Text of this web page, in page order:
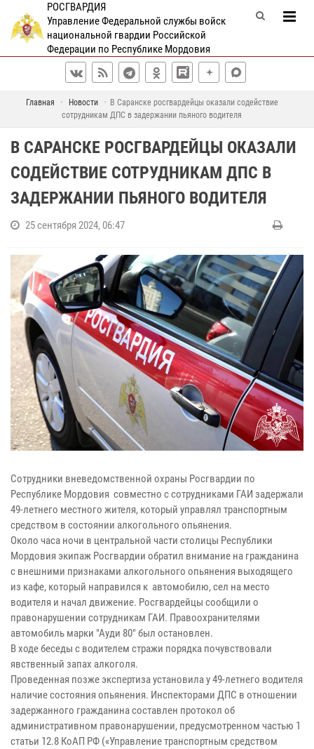
РОСГВАРДИЯ
Управление Федеральной службы войск
национальной гвардии Российской
Федерации по Республике Мордовия
Главная Новости
В Саранске росгвардейцы оказали содействие
сотрудникам ДПС в задержании пьяного водителя
В САРАНСКЕ РОСГВАРДЕЙЦЫ ОКАЗАЛИ
СОДЕЙСТВИЕ СОТРУДНИКАМ ДПС В
ЗАДЕРЖАНИИ ПЬЯНОГО ВОДИТЕЛЯ
25 сентября 2024, 06:47
Сотрудники вневедомственной охраны Росгвардии по
Республике Мордовия совместно с сотрудниками ГАИ задержали
49-летнего местного жителя, который управлял транспортным
средством в состоянии алкогольного опьянения.
Около часа ночи в центральной части столицы Республики
Мордовия экипаж Росгвардии обратил внимание на гражданина
с внешними признаками алкогольного опьянения выходящего
из кафе, который направился к автомобилю, сел на место
водителя и начал движение. Росгвардейцы сообщили о
правонарушении сотрудникам ГАИ. Правоохранителями
автомобиль марки "Ауди 80" был остановлен.
В ходе беседы с водителем стражи порядка почувствовали
явственный запах алкоголя.
Проведенная позже экспертиза установила у 49-летнего водителя
наличие состояния опьянения. Инспекторами ДПС в отношении
задержанного гражданина составлен протокол об
административном правонарушении, предусмотренном частью 1
статьи 12.8 КоАП РФ («Управление транспортным средством